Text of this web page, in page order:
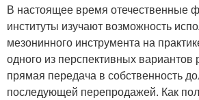
В настоящее время отечественные
институты изучают возможность
мезонинного инструмента на
одного из перспективных вариантов
прямая передача в собственность
последующей перепродажей. Как